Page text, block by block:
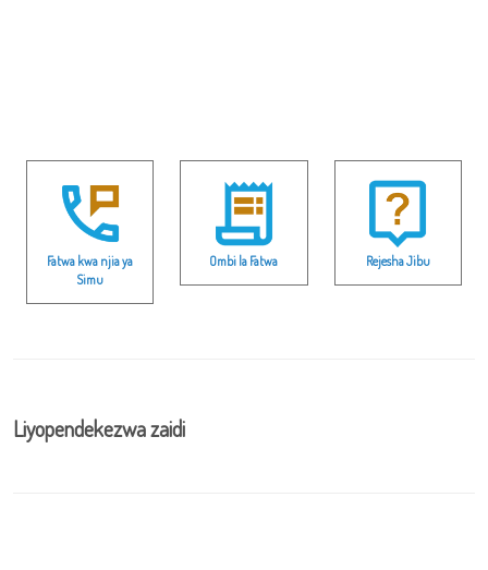
Fatwa kwa njia ya
Simu
Ombi la Fatwa Rejesha Jibu
Liyopendekezwa zaidi